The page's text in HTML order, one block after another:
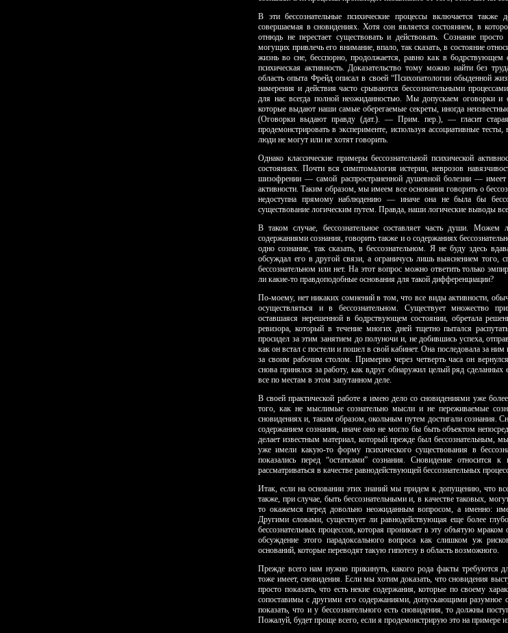
В эти бессознательные психические процессы включается так­же
совершаемая в сновидениях. Хотя сон является состоянием, в
отнюдь не перестает существовать и действовать. Сознание
могущих привлечь его внимание, впало, так сказать, в состояние
жизнь во сне, бесспорно, продолжается, равно как в бодрствующем
психическая актив­ность. Доказательство тому можно найти без
область опыта Фрейд описал в своей “Психопатологии обыденной
намерения и действия часто срываются бессозна­тельными
для нас всегда полной неожиданностью. Мы допускаем оговорки и
которые выдают наши самые оберегаемые секреты, иногда
(Оговорки выдают правду (дат.). — Прим. пер.), — гласит
продемонстрировать в эксперименте, используя ассоциативные
люди не могут или не хотят говорить.
Однако классические примеры бессознательной психической
состояниях. Почти вся симптомалогия истерии, неврозов
шизофрении — самой распро­страненной душевной болезни — имеет
активности. Таким образом, мы имеем все основания говорить о
недоступна прямому наблюдению — иначе она не была бы
существование логическим путем. Правда, наши логические выводы
В таком случае, бессознательное составляет часть души.
содержаниями созна­ния, говорить также и о содержаниях
одно сознание, так сказать, в бессознательном. Я не буду здесь
обсуждал его в другой связи, а ограничусь лишь выяснением того,
бессознательном или нет. На этот вопрос можно ответить только
ли какие-то правдоподобные основания для такой дифференциации?
По-моему, нет никаких сомнений в том, что все виды ак­тивности,
осуществляться и в бессознательном. Существует множество
оставшаяся нерешенной в бодрствующем состоянии, обретала
ревизора, который в течение многих дней тщетно пытался
просидел за этим занятием до полуночи и, не до­бившись успеха,
как он встал с постели и пошел в свой кабинет. Она последовала за
за своим рабочим столом. Примерно через четверть часа он
снова принялся за работу, как вдруг обнаружил целый ряд сделанных
все по местам в этом запу­танном деле.
В своей практической работе я имею дело со сновидениями уже
того, как не мыслимые сознательно мысли и не переживаемые
сновидениях и, таким образом, окольным путем достигали сознания.
содержанием сознания, иначе оно не могло бы быть объектом
делает известным материал, который прежде был бессознательным,
уже имели какую-то форму психического существования в
показались перед “остатками” сознания. Сновидение
рассматриваться в качестве равнодей­ствующей бессознательных
Итак, если на основании этих знаний мы придем к допущению, что
также, при случае, быть бессознательными и, в качестве таковых,
то окажемся перед довольно неожиданным вопросом, а именно:
Другими словами, существует ли равнодействующая еще более
бессознательных процессов, которая проникает в эту объятую
обсуждение этого парадоксального вопроса как слишком уж
оснований, которые переводят такую гипотезу в область возможного.
Прежде всего нам нужно прикинуть, какого рода факты требуются
тоже имеет, сновидения. Если мы хотим доказать, что сновидения
просто показать, что есть некие содержания, которые по своему
сопоставимы с другими его содержаниями, допускающими
показать, что и у бессознательного есть сновидения, то должны
Пожалуй, будет проще всего, если я продемонстрирую это на примере